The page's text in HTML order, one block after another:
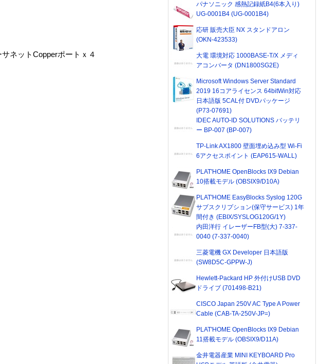
ネットCopperポートｘ４
パナソニック 感熱記録紙B4(6本入り)
UG-0001B4 (UG-0001B4)
応研 販売大臣 NX スタンドアロン
(OKN-423533)
大電 環境対応 1000BASE-T/X メディ
アコンバータ (DN1800SG2E)
Microsoft Windows Server Standard
2019 16コアライセンス 64bitWin対応
日本語版 5CAL付 DVDパッケージ
(P73-07691)
IDEC AUTO-ID SOLUTIONS バッテリ
ー BP-007 (BP-007)
TP-Link AX1800 壁面埋め込み型 Wi-Fi
6アクセスポイント (EAP615-WALL)
PLAT'HOME OpenBlocks IX9 Debian
10搭載モデル (OBSIX9/D10A)
PLAT'HOME EasyBlocks Syslog 120G
サブスクリプション(保守サービス) 1年
間付き (EBIX/SYSLOG120G/1Y)
内田洋行 イレーザーFB型(大) 7-337-
0040 (7-337-0040)
三菱電機 GX Developer 日本語版
(SW8D5C-GPPW-J)
Hewlett-Packard HP 外付けUSB DVD
ドライブ (701498-B21)
CISCO Japan 250V AC Type A Power
Cable (CAB-TA-250V-JP=)
PLAT'HOME OpenBlocks IX9 Debian
11搭載モデル (OBSIX9/D11A)
金井電器産業 MINI KEYBOARD Pro